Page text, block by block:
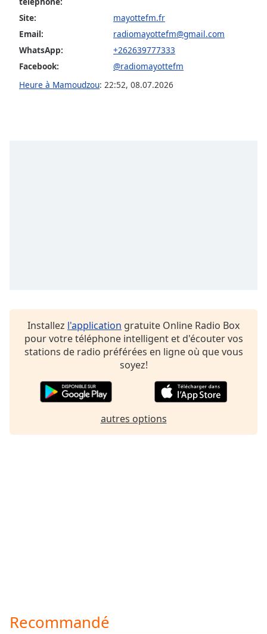
Opacity
Caption
Area
Color
Close
Modal
Site:
mayottefm.fr
Email:
radiomayottefm@gmail.com
WhatsApp:
+262639777333
Facebook:
@radiomayottefm
Heure à Mamoudzou: 22:52, 08.07.2026
Installez l'application gratuite Online Radio Box
pour votre téléphone intelligent et d'écouter vos
stations de radio préférées en ligne où que vous
soyez!
autres options
Recommandé